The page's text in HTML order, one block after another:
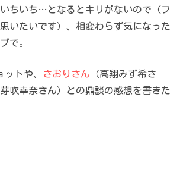
ちいち…となるとキリがないので（フ
いたいです）、相変わらず気になった
で。
トや、 さおりさん （高翔みず希さ
芽吹幸奈さん）との鼎談の感想を書きた